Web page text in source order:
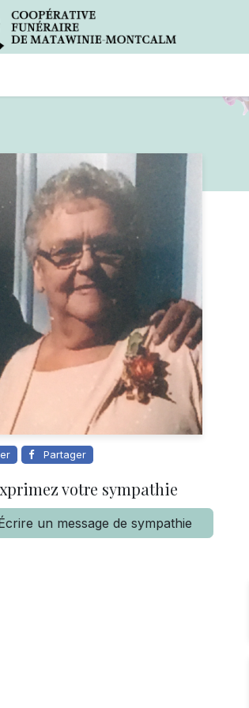
Partager
votre sympathie
un message de sympathie